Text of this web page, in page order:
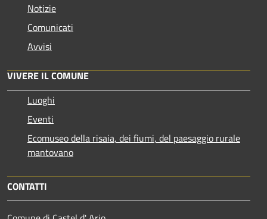
Notizie
Comunicati
Avvisi
VIVERE IL COMUNE
Luoghi
Eventi
Ecomuseo della risaia, dei fiumi, del paesaggio rurale
mantovano
CONTATTI